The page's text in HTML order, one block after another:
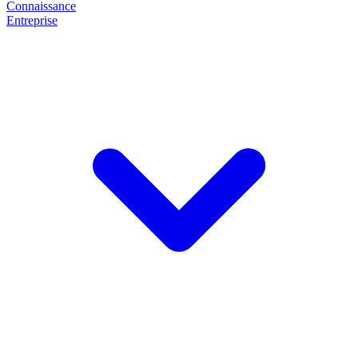
Connaissance
Entreprise